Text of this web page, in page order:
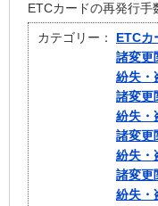
ETCカードの再発行手
カテゴリー：
ETCカ
諸変更
紛失・
諸変更
紛失・
諸変更
紛失・
諸変更
紛失・